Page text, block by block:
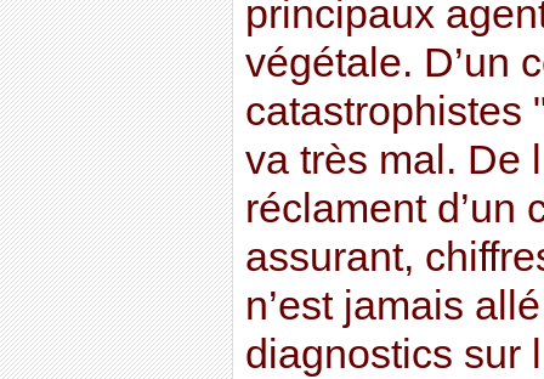
principaux
végétale. D’un
catastrophistes
va très mal. De
réclament d’un
assurant,
n’est jamais
diagnostics sur